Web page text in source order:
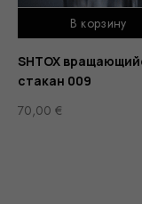
В корзину
SHTOX
стакан 009
70,00 €